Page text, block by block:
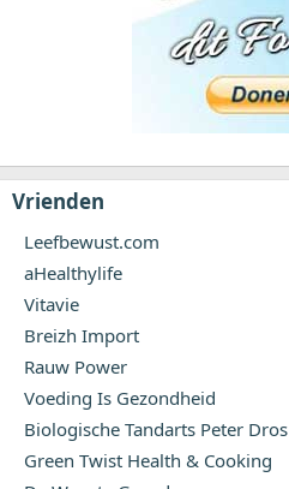
Vrienden
Leefbewust.com
aHealthylife
Vitavie
Breizh Import
Rauw Power
Voeding Is Gezondheid
Biologische Tandarts Peter Dros
Green Twist Health & Cooking